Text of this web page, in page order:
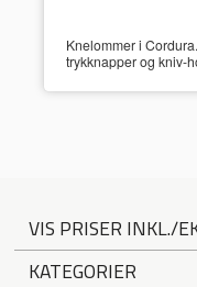
Knelommer i
trykknapper og kniv-
VIS PRISER INKL./
KATEGORIER